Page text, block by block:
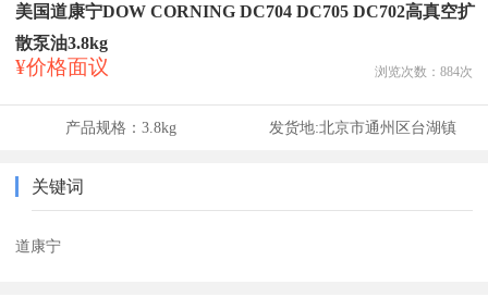
美国道康宁DOW CORNING DC704 DC705 DC702高真空扩
散泵油3.8kg
¥价格面议 浏览次数： 884次
产品规格： 3.8kg 发货地:北京市通州区台湖镇
关键词
道康宁